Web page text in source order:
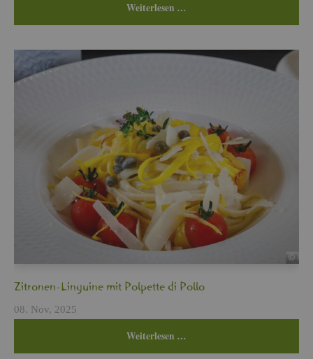
Wei­ter­le­sen …
Zi­tro­nen-Lin­gui­ne mit Pol­pet­te di Pollo
08. Nov, 2025
Wei­ter­le­sen …